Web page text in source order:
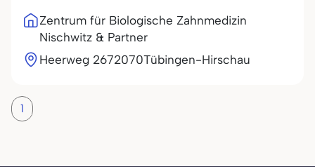
Zentrum für Biologische Zahnmedizin
Nischwitz & Partner
Heerweg 2672070Tübingen-Hirschau
1